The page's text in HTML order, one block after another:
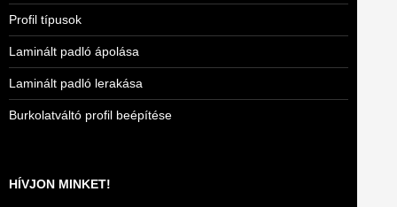
Profil típusok
Laminált padló ápolása
Laminált padló lerakása
Burkolatváltó profil beépítése
HÍVJON MINKET!